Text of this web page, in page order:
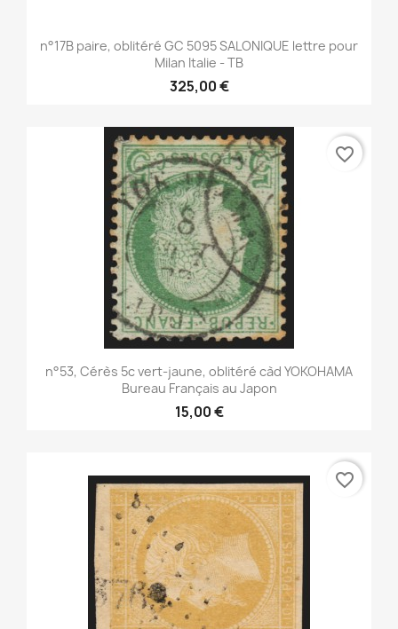
n°17B paire, oblitéré GC 5095 SALONIQUE lettre pour
Milan Italie - TB
325,00 €
n°53, Cérès 5c vert-jaune, oblitéré càd YOKOHAMA
Bureau Français au Japon
15,00 €
favorite_border
favorite_border